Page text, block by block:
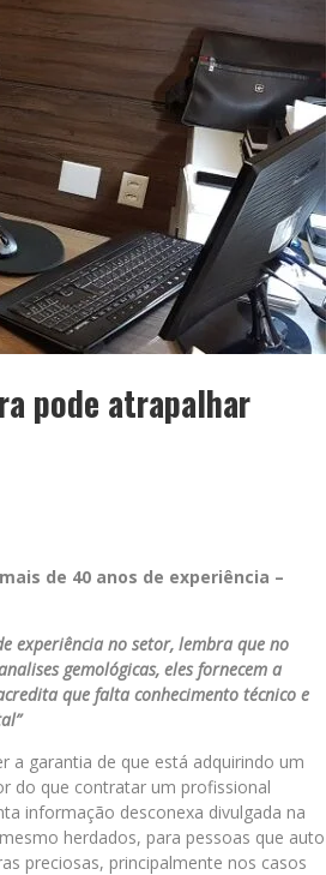
pode atrapalhar
de 40 anos de experiência –
experiência no setor, lembra que no
gemológicas, eles fornecem a
que falta conhecimento técnico e
a garantia de que está adquirindo um
do que contratar um profissional
informação desconexa divulgada na
herdados, para pessoas que auto
preciosas, principalmente nos casos